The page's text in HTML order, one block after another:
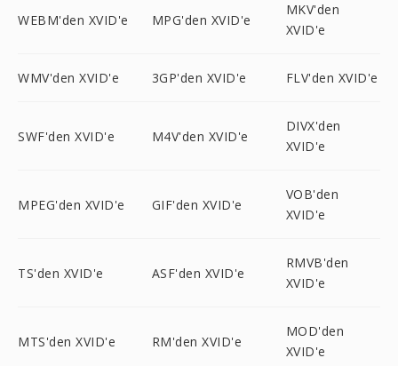
WEBM'den XVID'e MPG'den XVID'e
MKV'den
XVID'e
WMV'den XVID'e 3GP'den XVID'e FLV'den XVID'e
SWF'den XVID'e M4V'den XVID'e
DIVX'den
XVID'e
MPEG'den XVID'e GIF'den XVID'e
VOB'den
XVID'e
TS'den XVID'e ASF'den XVID'e
RMVB'den
XVID'e
MTS'den XVID'e RM'den XVID'e
MOD'den
XVID'e